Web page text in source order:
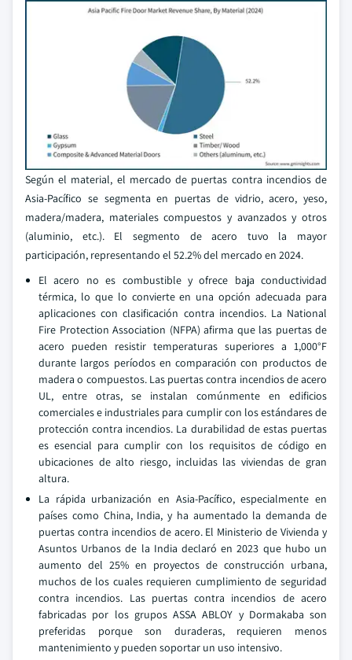
Según el material, el mercado de puertas contra incendios de
Asia-Pacífico se segmenta en puertas de vidrio, acero, yeso,
madera/madera, materiales compuestos y avanzados y otros
(aluminio, etc.). El segmento de acero tuvo la mayor
participación, representando el 52.2% del mercado en 2024.
El acero no es combustible y ofrece baja conductividad
térmica, lo que lo convierte en una opción adecuada para
aplicaciones con clasificación contra incendios. La National
Fire Protection Association (NFPA) afirma que las puertas de
acero pueden resistir temperaturas superiores a 1,000°F
durante largos períodos en comparación con productos de
madera o compuestos. Las puertas contra incendios de acero
UL, entre otras, se instalan comúnmente en edificios
comerciales e industriales para cumplir con los estándares de
protección contra incendios. La durabilidad de estas puertas
es esencial para cumplir con los requisitos de código en
ubicaciones de alto riesgo, incluidas las viviendas de gran
altura.
La rápida urbanización en Asia-Pacífico, especialmente en
países como China, India, y ha aumentado la demanda de
puertas contra incendios de acero. El Ministerio de Vivienda y
Asuntos Urbanos de la India declaró en 2023 que hubo un
aumento del 25% en proyectos de construcción urbana,
muchos de los cuales requieren cumplimiento de seguridad
contra incendios. Las puertas contra incendios de acero
fabricadas por los grupos ASSA ABLOY y Dormakaba son
preferidas porque son duraderas, requieren menos
mantenimiento y pueden soportar un uso intensivo.